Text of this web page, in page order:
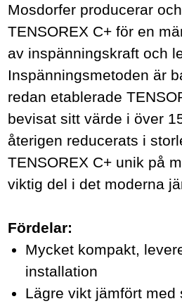
Mosdorfer producerar
TENSOREX C+ för en
av inspänningskraft och
Inspänningsmetoden är
redan etablerade
bevisat sitt värde i över
återigen reducerats i
TENSOREX C+ unik på
viktig del i det moderna
Fördelar:
Mycket kompakt,
installation
Lägre vikt jämfört med